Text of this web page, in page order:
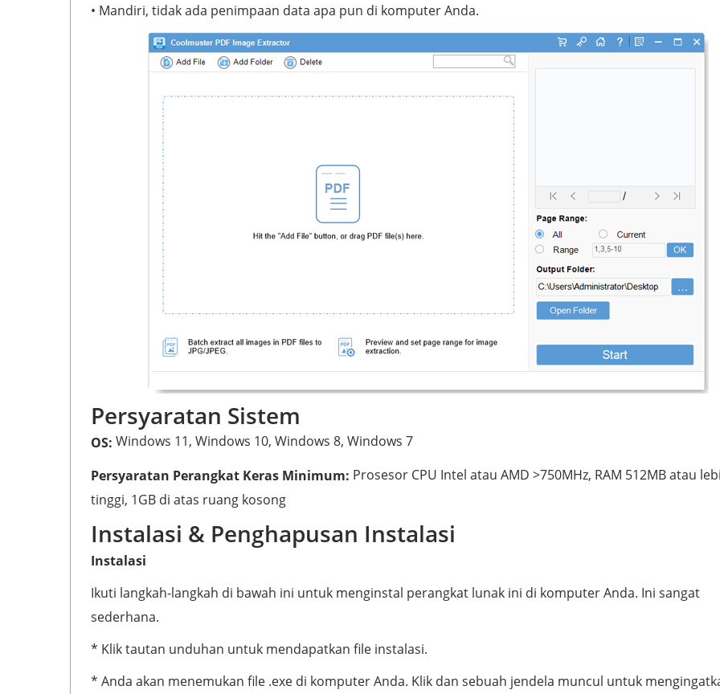
• Mandiri, tidak ada penimpaan data apa pun di komputer Anda.
Persyaratan Sistem
OS: Windows 11, Windows 10, Windows 8, Windows 7
Persyaratan Perangkat Keras Minimum: Prosesor CPU Intel atau AMD >750MHz, RAM 512MB atau
tinggi, 1GB di atas ruang kosong
Instalasi & Penghapusan Instalasi
Instalasi
Ikuti langkah-langkah di bawah ini untuk menginstal perangkat lunak ini di komputer Anda. Ini sangat
sederhana.
* Klik tautan unduhan untuk mendapatkan file instalasi.
* Anda akan menemukan file .exe di komputer Anda. Klik dan sebuah jendela muncul untuk